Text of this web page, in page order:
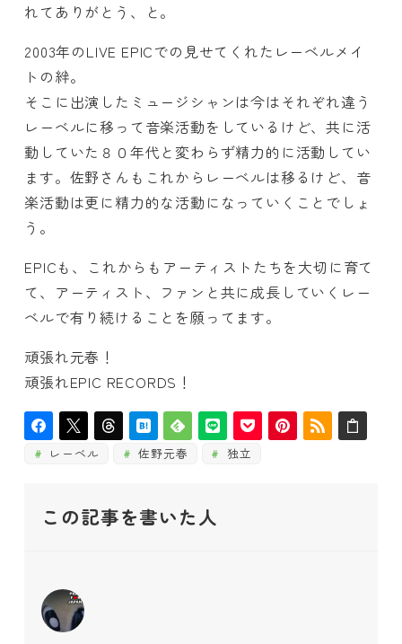
れてありがとう、と。
2003年のLIVE EPICでの見せてくれたレーベルメイ
トの絆。
そこに出演したミュージシャンは今はそれぞれ違う
レーベルに移って音楽活動をしているけど、共に活
動していた８０年代と変わらず精力的に活動してい
ます。佐野さんもこれからレーベルは移るけど、音
楽活動は更に精力的な活動になっていくことでしょ
う。
EPICも、これからもアーティストたちを大切に育て
て、アーティスト、ファンと共に成長していくレー
ベルで有り続けることを願ってます。
頑張れ元春！
頑張れEPIC RECORDS！
レーベル 佐野元春 独立
この記事を書いた人